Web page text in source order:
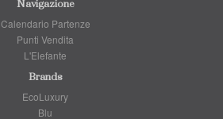
Navigazione
Calendario Partenze
Punti Vendita
L'Elefante
Brands
EcoLuxury
Blu